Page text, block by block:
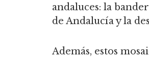
andaluces: la
de Andalucía y la
Además, estos